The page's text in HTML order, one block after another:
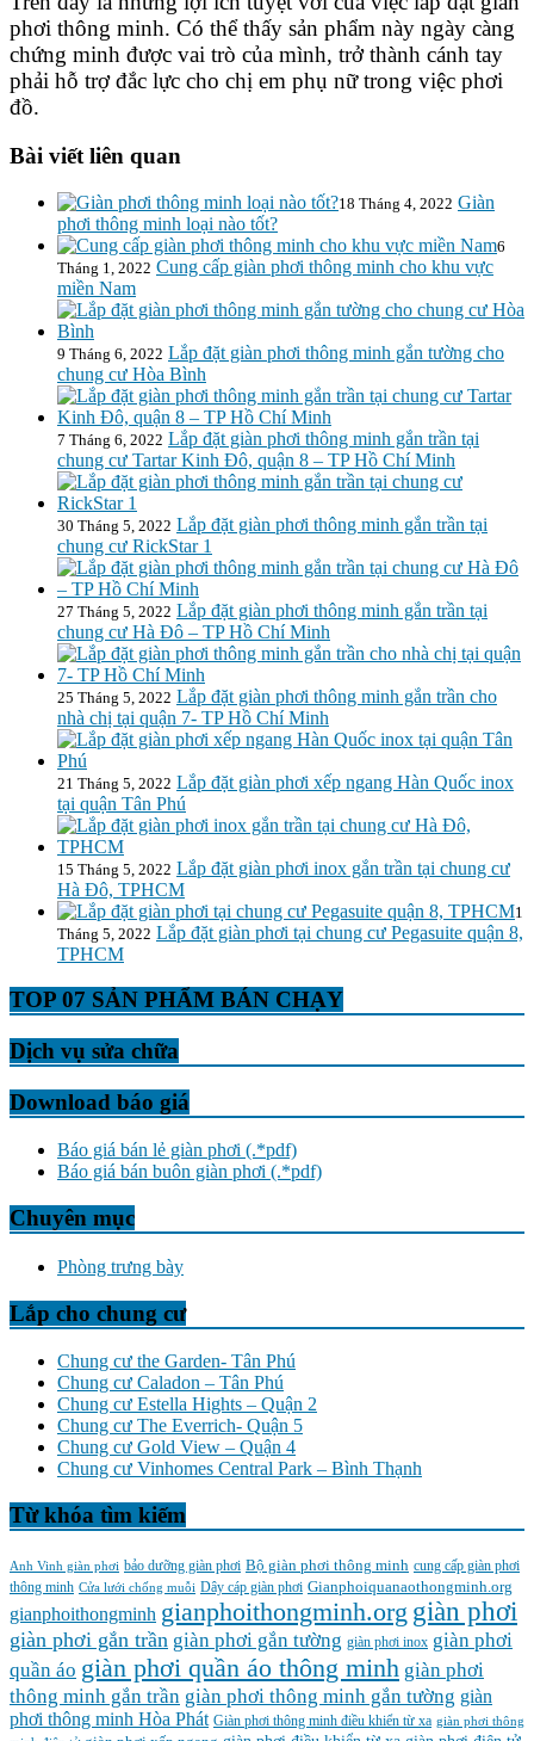
phơi thông minh. Có thể thấy sản phẩm này ngày càng
chứng minh được vai trò của mình, trở thành cánh tay
phải hỗ trợ đắc lực cho chị em phụ nữ trong việc phơi
đồ.
Bài viết liên quan
18 Tháng 4, 2022 Giàn
phơi thông minh loại nào tốt?
6
Tháng 1, 2022 Cung cấp giàn phơi thông minh cho khu vực
miền Nam
9 Tháng 6, 2022 Lắp đặt giàn phơi thông minh gắn tường cho
chung cư Hòa Bình
7 Tháng 6, 2022 Lắp đặt giàn phơi thông minh gắn trần tại
chung cư Tartar Kinh Đô, quận 8 – TP Hồ Chí Minh
30 Tháng 5, 2022 Lắp đặt giàn phơi thông minh gắn trần tại
chung cư RickStar 1
27 Tháng 5, 2022 Lắp đặt giàn phơi thông minh gắn trần tại
chung cư Hà Đô – TP Hồ Chí Minh
25 Tháng 5, 2022 Lắp đặt giàn phơi thông minh gắn trần cho
nhà chị tại quận 7- TP Hồ Chí Minh
21 Tháng 5, 2022 Lắp đặt giàn phơi xếp ngang Hàn Quốc inox
tại quận Tân Phú
15 Tháng 5, 2022 Lắp đặt giàn phơi inox gắn trần tại chung cư
Hà Đô, TPHCM
1
Tháng 5, 2022 Lắp đặt giàn phơi tại chung cư Pegasuite quận 8,
TPHCM
TOP 07 SẢN PHẨM BÁN CHẠY
Dịch vụ sửa chữa
Download báo giá
Báo giá bán lẻ giàn phơi (.*pdf)
Báo giá bán buôn giàn phơi (.*pdf)
Chuyên mục
Phòng trưng bày
Lắp cho chung cư
Chung cư the Garden- Tân Phú
Chung cư Caladon – Tân Phú
Chung cư Estella Hights – Quận 2
Chung cư The Everrich- Quận 5
Chung cư Gold View – Quận 4
Chung cư Vinhomes Central Park – Bình Thạnh
Từ khóa tìm kiếm
Anh Vinh giàn phơi bảo dưỡng giàn phơi Bộ giàn phơi thông minh cung cấp giàn phơi
thông minh Cửa lưới chống muỗi Dây cáp giàn phơi Gianphoiquanaothongminh.org
gianphoithongminh gianphoithongminh.org giàn phơi
giàn phơi gắn trần giàn phơi gắn tường giàn phơi inox giàn phơi
quần áo giàn phơi quần áo thông minh giàn phơi
thông minh gắn trần giàn phơi thông minh gắn tường giàn
phơi thông minh Hòa Phát Giàn phơi thông minh điều khiển từ xa giàn phơi thông